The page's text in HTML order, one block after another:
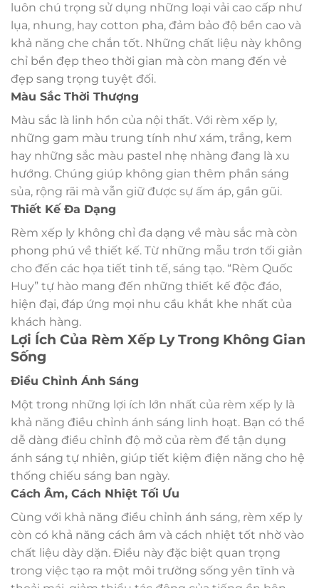
luôn chú trọng sử dụng những loại vải cao cấp như
lụa, nhung, hay cotton pha, đảm bảo độ bền cao và
khả năng che chắn tốt. Những chất liệu này không
chỉ bền đẹp theo thời gian mà còn mang đến vẻ
đẹp sang trọng tuyệt đối.
Màu Sắc Thời Thượng
Màu sắc là linh hồn của nội thất. Với rèm xếp ly,
những gam màu trung tính như xám, trắng, kem
hay những sắc màu pastel nhẹ nhàng đang là xu
hướng. Chúng giúp không gian thêm phần sáng
sủa, rộng rãi mà vẫn giữ được sự ấm áp, gần gũi.
Thiết Kế Đa Dạng
Rèm xếp ly không chỉ đa dạng về màu sắc mà còn
phong phú về thiết kế. Từ những mẫu trơn tối giản
cho đến các họa tiết tinh tế, sáng tạo. “Rèm Quốc
Huy” tự hào mang đến những thiết kế độc đáo,
hiện đại, đáp ứng mọi nhu cầu khắt khe nhất của
khách hàng.
Lợi Ích Của Rèm Xếp Ly Trong Không Gian
Sống
Điều Chỉnh Ánh Sáng
Một trong những lợi ích lớn nhất của rèm xếp ly là
khả năng điều chỉnh ánh sáng linh hoạt. Bạn có thể
dễ dàng điều chỉnh độ mở của rèm để tận dụng
ánh sáng tự nhiên, giúp tiết kiệm điện năng cho hệ
thống chiếu sáng ban ngày.
Cách Âm, Cách Nhiệt Tối Ưu
Cùng với khả năng điều chỉnh ánh sáng, rèm xếp ly
còn có khả năng cách âm và cách nhiệt tốt nhờ vào
chất liệu dày dặn. Điều này đặc biệt quan trọng
trong việc tạo ra một môi trường sống yên tĩnh và